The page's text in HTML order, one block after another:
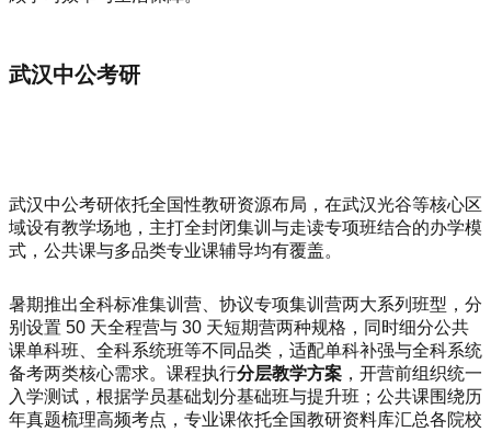
武汉中公考研
武汉中公考研依托全国性教研资源布局，在武汉光谷等核心区
域设有教学场地，主打全封闭集训与走读专项班结合的办学模
式，公共课与多品类专业课辅导均有覆盖。
暑期推出全科标准集训营、协议专项集训营两大系列班型，分
别设置 50 天全程营与 30 天短期营两种规格，同时细分公共
课单科班、全科系统班等不同品类，适配单科补强与全科系统
备考两类核心需求。课程执行分层教学方案 ，开营前组织统一
入学测试，根据学员基础划分基础班与提升班；公共课围绕历
年真题梳理高频考点，专业课依托全国教研资料库汇总各院校